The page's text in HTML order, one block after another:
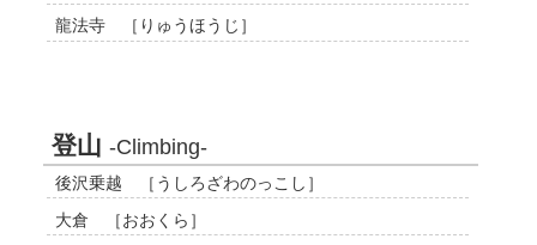
龍法寺 ［りゅうほうじ］
登山-Climbing-
後沢乗越 ［うしろざわのっこし］
大倉 ［おおくら］